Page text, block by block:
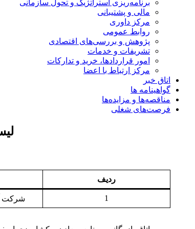
برنامه‌ریزی استراتژیک و تحول سازمانی
مالی و پشتیبانی
مرکز داوری
روابط عمومی
پژوهش و بررسی‌های اقتصادی
تشریفات و خدمات
امور قراردادها، خرید و تدارکات
مرکز ارتباط با اعضا
اتاق خبر
گواهینامه ها
مناقصه‌ها و مزایده‌ها
فرصت‌های شغلی
ردیف
1 شرکت